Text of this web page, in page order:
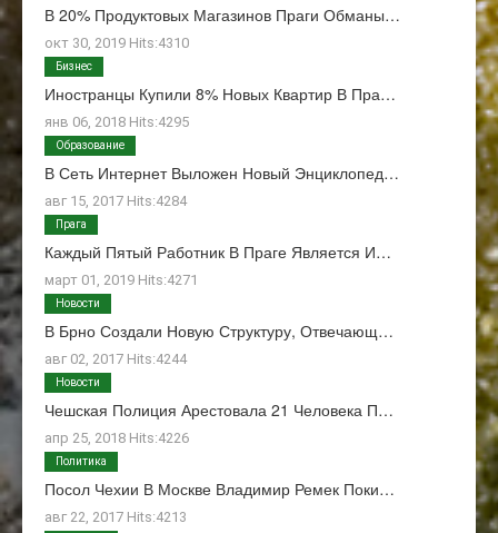
В 20% Продуктовых Магазинов Праги Обманы…
окт 30, 2019 Hits:4310
Иностранцы Купили 8% Новых Квартир В Пра…
янв 06, 2018 Hits:4295
Бизнес
В Сеть Интернет Выложен Новый Энциклопед…
авг 15, 2017 Hits:4284
Образование
Каждый Пятый Работник В Праге Является И…
март 01, 2019 Hits:4271
Прага
В Брно Создали Новую Структуру, Отвечающ…
авг 02, 2017 Hits:4244
Новости
Чешская Полиция Арестовала 21 Человека П…
апр 25, 2018 Hits:4226
Новости
Посол Чехии В Москве Владимир Ремек Поки…
авг 22, 2017 Hits:4213
Политика